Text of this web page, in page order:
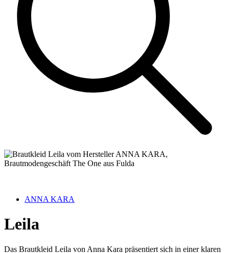
ANNA KARA
Leila
Das Brautkleid Leila von Anna Kara präsentiert sich in einer klaren